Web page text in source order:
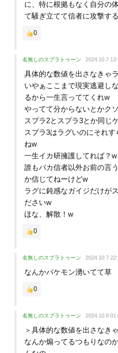
に、特に根拠もなく自分の
て騒ぎ立てて信者に攻撃す
0
名無しのスプラトゥーン 2024.10.7
具体的な数値を出さなきゃ
いやぁここまで現実逃避し
るから一生言っててくれw
やってて分からないとかク
スプラ2とスプラ3とか同じ
スプラ3はラグいのにそれ
ねw
一生イカ研擁護してれば？w
誰もバカ信者以外お前の言
か信じてねーけどw
ラグに鈍感なガイジだけが
ださいw
ほな、解散！w
0
名無しのスプラトゥーン 2024.10.7
なんかバケモン湧いてて草
0
名無しのスプラトゥーン 2024.10.8
＞具体的な数値を出さなき
なんか煽ってるつもりなの